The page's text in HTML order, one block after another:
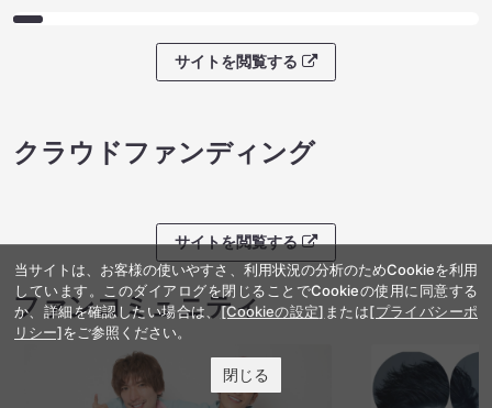
サイトを閲覧する
クラウドファンディング
サイトを閲覧する
ファンコミュニティ
当サイトは、お客様の使いやすさ、利用状況の分析のためCookieを利用
しています。このダイアログを閉じることでCookieの使用に同意する
か、詳細を確認したい場合は、[Cookieの設定] または[プライバシーポ
リシー]をご参照ください。
閉じる